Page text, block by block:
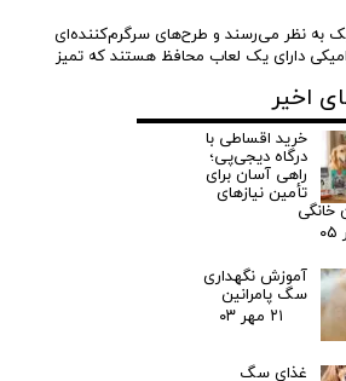
به نظر می‌رسند و طرح‌های سرگرم‌کننده‌ای
دارای یک لعاب محافظ هستند که تمیز
و گربه است. جدای این مزایا، ظروف
می‌شکنند و حتی ممکن است در اثر
لب پر شوند. در این ترک‌خوردگی‌ها باکتری‌ها
و باعث انتقال آلودگی شوند و یا ترک ظرف
در راهنمای خرید ظرف آب و غذای سگ
ظروف را تهیه می‌کنند هرازگاهی سالم بودن
این چنینی جلوگیری شود.
اخیر
خرید اقساطی با
درگاه دیجی‌پی؛
راهی آسان برای
تأمین نیازهای
خانگی
آموزش نگهداری
سگ پامرانین‌
۲۱ مهر ۰۳
غذای سگ